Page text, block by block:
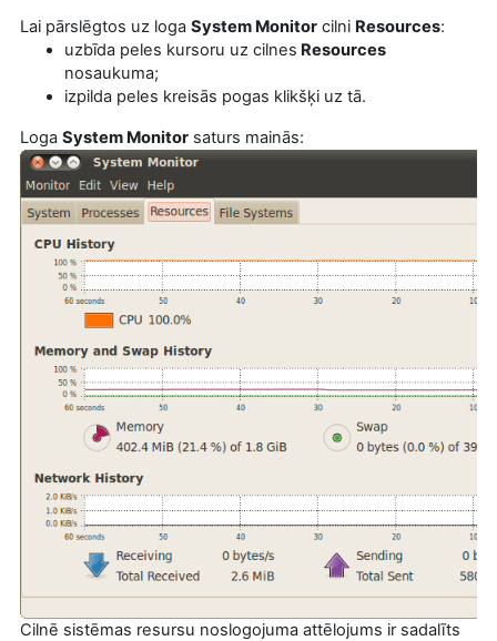
Lai pārslēgtos uz loga System Monitor cilni Resources:
uzbīda peles kursoru uz cilnes Resources
nosaukuma;
izpilda peles kreisās pogas klikšķi uz tā.
Loga System Monitor saturs mainās:
Cilnē sistēmas resursu noslogojuma attēlojums ir sadalīts